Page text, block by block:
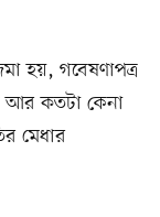
হয়, গবেষণাপত্র
আর কতটা কেনা
মেধার